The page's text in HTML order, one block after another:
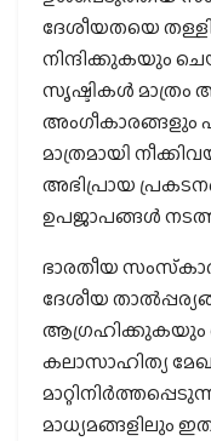
ദേശീയതയെ
നിന്ദിക്കുകയും
സൃഷ്ടികള്‍
അംഗീകാരങ്ങളും
മാത്രമായി
അഭിപ്രായ
ഉപജാപങ്ങള്‍
ഭാരതീയ
ദേശീയ
ആഗ്രഹിക്കുകയും
കലാസാഹിത്യ
മാധ്യമങ്ങളിലും